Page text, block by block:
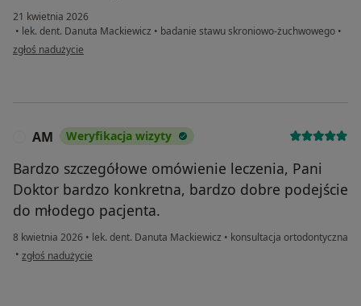
21 kwietnia 2026
• lek. dent. Danuta Mackiewicz • badanie stawu skroniowo-żuchwowego •
w opinii użytkownika Julia
zgłoś nadużycie
AM Weryfikacja wizyty
Bardzo szczegółowe omówienie leczenia, Pani
Doktor bardzo konkretna, bardzo dobre podejście
do młodego pacjenta.
8 kwietnia 2026 • lek. dent. Danuta Mackiewicz • konsultacja ortodontyczna
• w opinii użytkownika AM
zgłoś nadużycie